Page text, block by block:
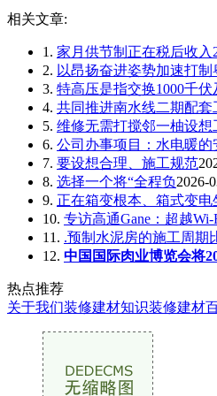
相关文章:
1. 家月供节制正在税后收入
2. 以昂扬奋进姿势加速打
3. 特高压是指交换1000千
4. 共同推进南水线二期配套
5. 维修无需打搅邻一柚设
6. 公司办事项目：水电暖的
7. 要设想合理、施工规范
8. 选择一个将“全程负2026-
9. 正在箱变根本、箱式变电
10. 专访高通Gane：超越
11. .预制水泥房的施工周期
12. 中国国际肉业博览会将
热点推荐
关于我们装修建材知识装修建材